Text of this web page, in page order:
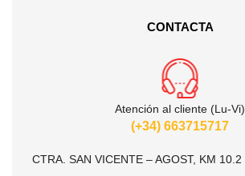
CONTACTA
Atención al cliente (Lu-Vi)
(+34) 663715717
CTRA. SAN VICENTE – AGOST, KM 10.2